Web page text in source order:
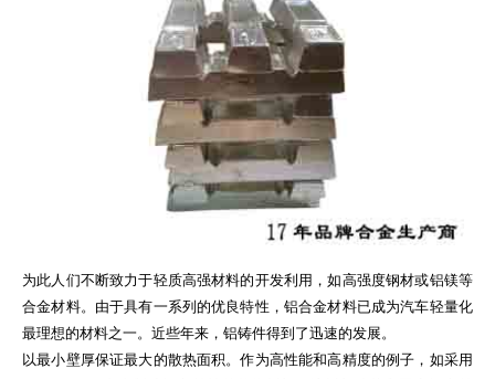
为此人们不断致力于轻质高强材料的开发利用，如高强度钢材或铝镁等
合金材料。由于具有一系列的优良特性，铝合金材料已成为汽车轻量化
最理想的材料之一。近些年来，铝铸件得到了迅速的发展。
以最小壁厚保证最大的散热面积。作为高性能和高精度的例子，如采用